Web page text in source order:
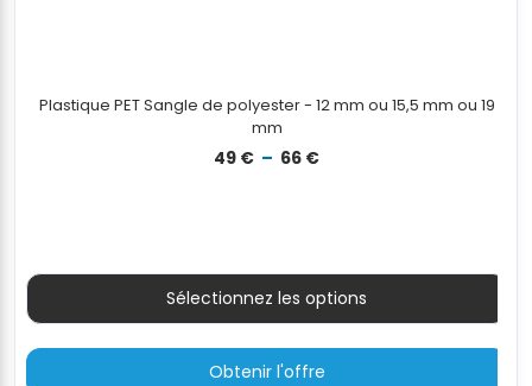
Plastique PET Sangle de polyester - 12 mm ou 15,5 mm ou 19
mm
49 € – 66 €Plage
66 €
Sélectionnez les options
Obtenir l'offre